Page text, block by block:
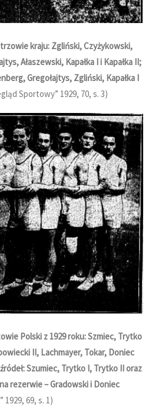
kraju: Zgliński, Czyżykowski,
Ałaszewski, Kapałka I i Kapałka II;
Gregołajtys, Zgliński, Kapałka I
Sportowy” 1929, 70, s. 3)
Polski z 1929 roku: Szmiec, Trytko
II, Lachmayer, Tokar, Doniec
Szumiec, Trytko I, Trytko II oraz
rezerwie – Gradowski i Doniec
1929, 69, s. 1)